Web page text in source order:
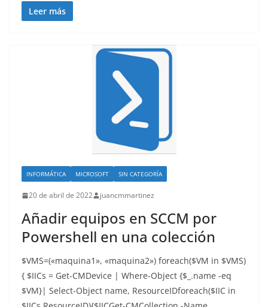
Leer más
INFORMÁTICA MICROSOFT SIN CATEGORÍA
20 de abril de 2022 juancmmartinez
Añadir equipos en SCCM por
Powershell en una colección
$VMS=(«maquina1», «maquina2») foreach($VM in $VMS)
{ $IICs = Get-CMDevice | Where-Object {$_.name -eq
$VM}| Select-Object name, ResourceIDforeach($IIC in